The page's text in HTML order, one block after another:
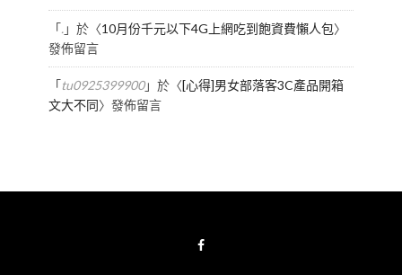
「.」於〈10月份千元以下4G上網吃到飽資費懶人包〉
發佈留言
「tu0925399900」於〈[心得]男女部落客3C產品開箱
文大不同〉發佈留言